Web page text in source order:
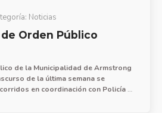
Noticias
Orden Público
de la Municipalidad de Armstrong
de la última semana se
en coordinación con Policía y